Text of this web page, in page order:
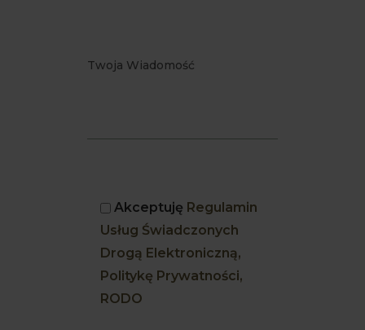
Akceptuję Regulamin
Usług Świadczonych
Drogą Elektroniczną,
Politykę Prywatności,
RODO